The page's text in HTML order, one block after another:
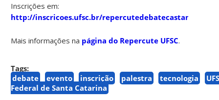
Inscrições em:
http://inscricoes.ufsc.br/repercutedebatecastaneda
Mais informações na página do Repercute UFSC.
Tags:
debate
evento inscrição palestra tecnologia
Federal de Santa Catarina